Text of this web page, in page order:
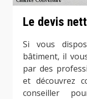
Le devis
Si vous
bâtiment, il
par des
et découvrez
conseiller